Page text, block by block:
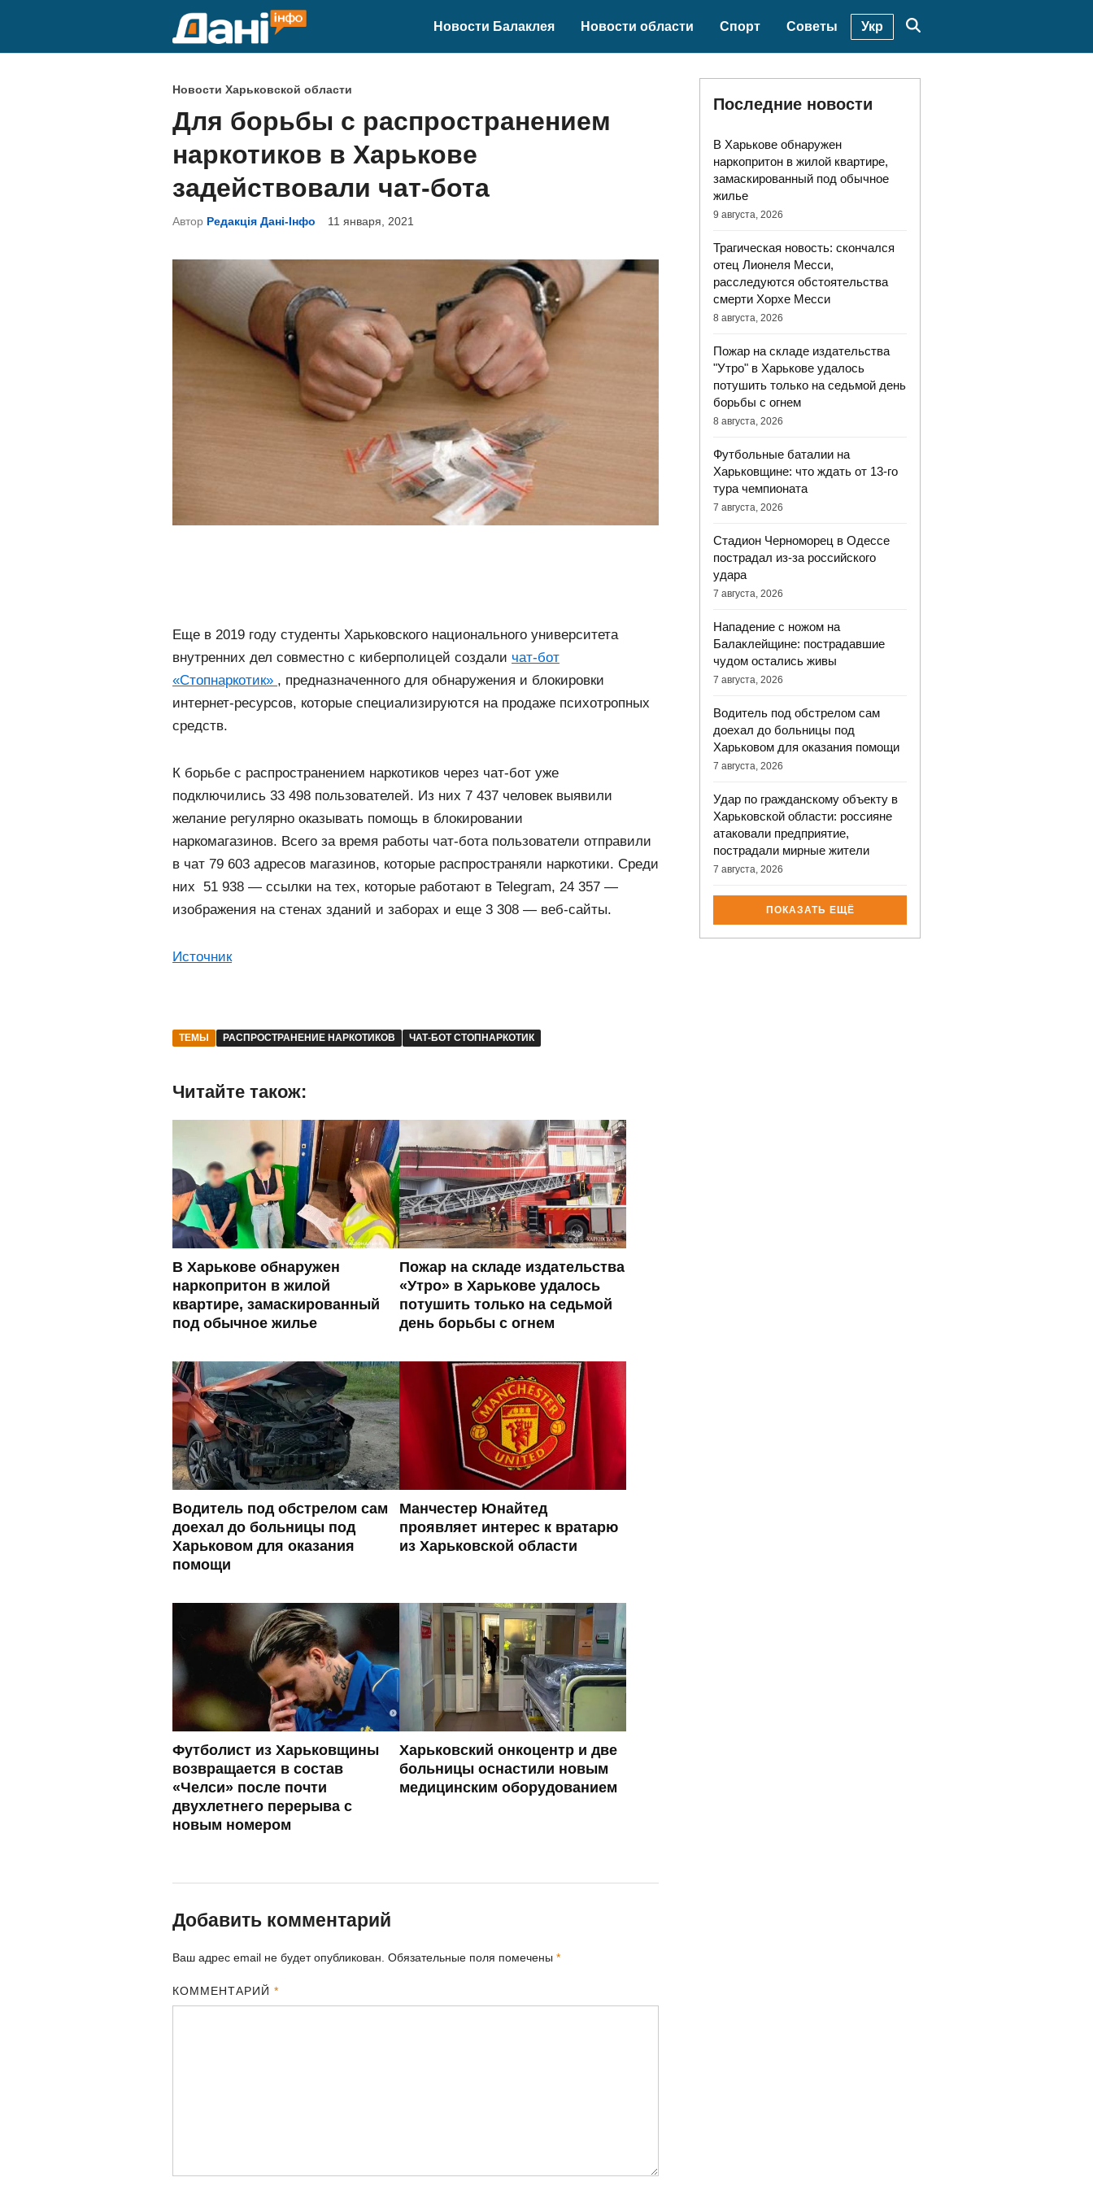
Новости Балаклея Новости области Спорт Советы Укр
О
п
у
б
л
и
к
Новости Харьковской области
Для борьбы с распространением
наркотиков в Харькове
задействовали чат-бота
Автор Редакція Дані-Інфо 11 января, 2021
Еще в 2019 году студенты Харьковского национального университета
внутренних дел совместно с киберполицей создали чат-бот
«Стопнаркотик» , предназначенного для обнаружения и блокировки
интернет-ресурсов, которые специализируются на продаже психотропных
средств.
К борьбе с распространением наркотиков через чат-бот уже
подключились 33 498 пользователей. Из них 7 437 человек выявили
желание регулярно оказывать помощь в блокировании
наркомагазинов. Всего за время работы чат-бота пользователи отправили
в чат 79 603 адресов магазинов, которые распространяли наркотики. Среди
них 51 938 — ссылки на тех, которые работают в Telegram, 24 357 —
изображения на стенах зданий и заборах и еще 3 308 — веб-сайты.
Источник
ТЕМЫ РАСПРОСТРАНЕНИЕ НАРКОТИКОВ ЧАТ-БОТ СТОПНАРКОТИК
Читайте також:
В Харькове обнаружен
наркопритон в жилой
квартире, замаскированный
под обычное жилье
Пожар на складе издательства
«Утро» в Харькове удалось
потушить только на седьмой
день борьбы с огнем
Водитель под обстрелом сам
доехал до больницы под
Харьковом для оказания
помощи
Манчестер Юнайтед
проявляет интерес к вратарю
из Харьковской области
Футболист из Харьковщины
возвращается в состав
«Челси» после почти
двухлетнего перерыва с
новым номером
Харьковский онкоцентр и две
больницы оснастили новым
медицинским оборудованием
Добавить комментарий
Ваш адрес email не будет опубликован. Обязательные поля помечены *
КОММЕНТАРИЙ*
Последние новости
В Харькове обнаружен
наркопритон в жилой квартире,
замаскированный под обычное
жилье
9 августа, 2026
Трагическая новость: скончался
отец Лионеля Месси,
расследуются обстоятельства
смерти Хорхе Месси
8 августа, 2026
Пожар на складе издательства
"Утро" в Харькове удалось
потушить только на седьмой день
борьбы с огнем
8 августа, 2026
Футбольные баталии на
Харьковщине: что ждать от 13-го
тура чемпионата
7 августа, 2026
Стадион Черноморец в Одессе
пострадал из-за российского
удара
7 августа, 2026
Нападение с ножом на
Балаклейщине: пострадавшие
чудом остались живы
7 августа, 2026
Водитель под обстрелом сам
доехал до больницы под
Харьковом для оказания помощи
7 августа, 2026
Удар по гражданскому объекту в
Харьковской области: россияне
атаковали предприятие,
пострадали мирные жители
7 августа, 2026
ПОКАЗАТЬ ЕЩЁ